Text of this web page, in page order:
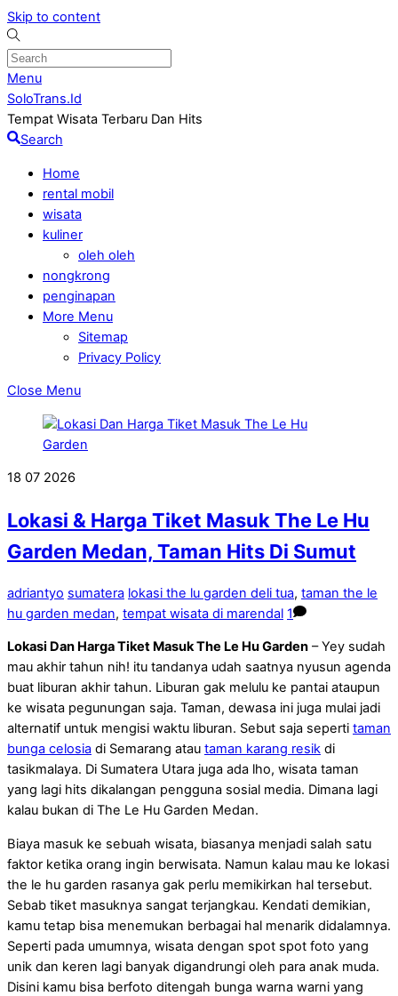
Skip to content
Menu
SoloTrans.Id
Tempat Wisata Terbaru Dan Hits
Search
Home
rental mobil
wisata
kuliner
oleh oleh
nongkrong
penginapan
More Menu
Sitemap
Privacy Policy
Close Menu
18 07 2026
Lokasi & Harga Tiket Masuk The Le Hu
Garden Medan, Taman Hits Di Sumut
adriantyo sumatera lokasi the lu garden deli tua, taman the le
hu garden medan, tempat wisata di marendal 1
Lokasi Dan Harga Tiket Masuk The Le Hu Garden – Yey sudah
mau akhir tahun nih! itu tandanya udah saatnya nyusun agenda
buat liburan akhir tahun. Liburan gak melulu ke pantai ataupun
ke wisata pegunungan saja. Taman, dewasa ini juga mulai jadi
alternatif untuk mengisi waktu liburan. Sebut saja seperti taman
bunga celosia di Semarang atau taman karang resik di
tasikmalaya. Di Sumatera Utara juga ada lho, wisata taman
yang lagi hits dikalangan pengguna sosial media. Dimana lagi
kalau bukan di The Le Hu Garden Medan.
Biaya masuk ke sebuah wisata, biasanya menjadi salah satu
faktor ketika orang ingin berwisata. Namun kalau mau ke lokasi
the le hu garden rasanya gak perlu memikirkan hal tersebut.
Sebab tiket masuknya sangat terjangkau. Kendati demikian,
kamu tetap bisa menemukan berbagai hal menarik didalamnya.
Seperti pada umumnya, wisata dengan spot spot foto yang
unik dan keren lagi banyak digandrungi oleh para anak muda.
Disini kamu bisa berfoto ditengah bunga warna warni yang